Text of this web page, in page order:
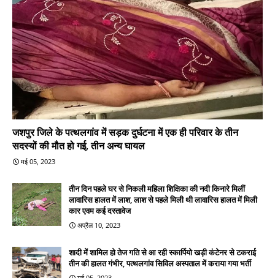
जशपुर जिले के पत्थलगांव में सड़क दुर्घटना में एक ही परिवार के तीन
सदस्यों की मौत हो गई, तीन अन्य घायल
मई 05, 2023
तीन दिन पहले घर से निकली महिला शिक्षिका की नदी किनारे मिलीं
लावारिस हालत में लाश, लाश से पहले मिली थी लावारिस हालत में मिली
कार एवम कई दस्तावेज
अप्रैल 10, 2023
शादी में शामिल हो तेज गति से आ रही स्कार्पियो खड़ी कंटेनर से टकराई
तीन की हालत गंभीर, पत्थलगांव सिविल अस्पताल में कराया गया भर्ती